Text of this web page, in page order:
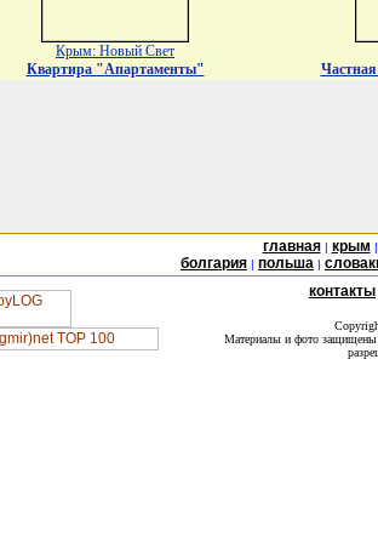
Крым: Новый Свет
Квартира "Апартаменты"
главная| крым
болгария | польша |
контакты
Материалы и фото защищены